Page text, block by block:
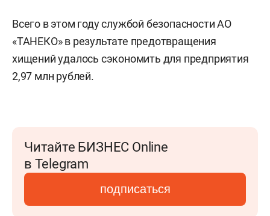
Всего в этом году службой безопасности АО
«ТАНЕКО» в результате предотвращения
хищений удалось сэкономить для предприятия
2,97 млн рублей.
Читайте БИЗНЕС Online
в Telegram
подписаться